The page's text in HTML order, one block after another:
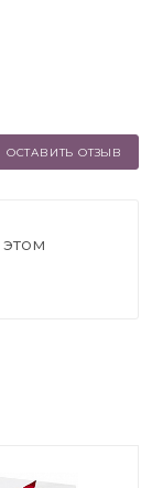
ОСТАВИТЬ ОТЗЫВ